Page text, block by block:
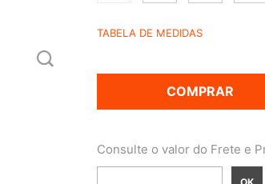
TABELA DE MEDIDAS
COMPRAR